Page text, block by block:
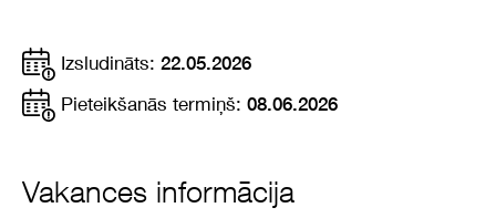
Izsludināts: 22.05.2026
Pieteikšanās termiņš: 08.06.2026
Vakances informācija